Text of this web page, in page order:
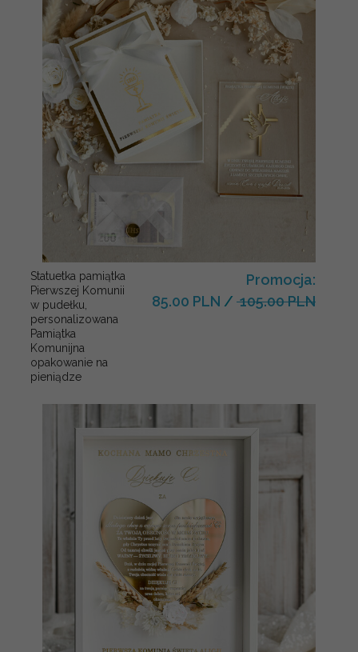
Statuetka pamiątka
Pierwszej Komunii
w pudełku,
personalizowana
Pamiątka
Komunijna
opakowanie na
pieniądze
Promocja:
85.00 PLN / 105.00 PLN